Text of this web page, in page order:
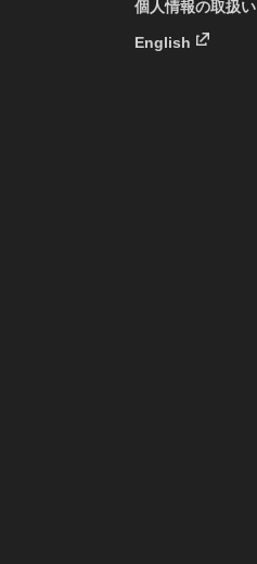
個人情報の取扱い
English